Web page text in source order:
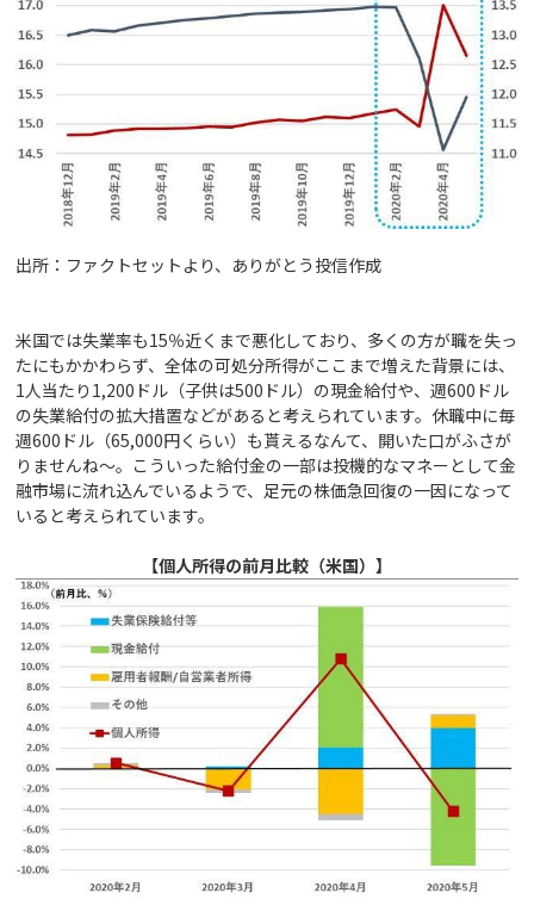
出所：ファクトセットより、ありがとう投信作成
米国では失業率も15％近くまで悪化しており、多くの方が職を失っ
たにもかかわらず、全体の可処分所得がここまで増えた背景には、
1人当たり1,200ドル（子供は500ドル）の現金給付や、週600ドル
の失業給付の拡大措置などがあると考えられています。休職中に毎
週600ドル（65,000円くらい）も貰えるなんて、開いた口がふさが
りませんね～。こういった給付金の一部は投機的なマネーとして金
融市場に流れ込んでいるようで、足元の株価急回復の一因になって
いると考えられています。
【個人所得の前月比較（米国）】